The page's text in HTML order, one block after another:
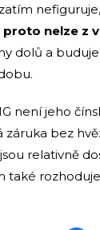
nelze z
dolů a
není jeho
záruka bez
relativně
také